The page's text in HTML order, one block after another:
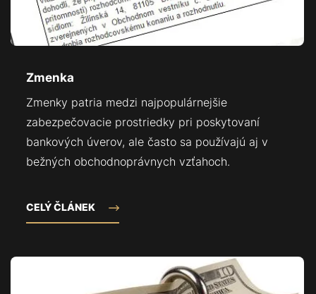
Zmenka
Zmenky patria medzi najpopulárnejšie
zabezpečovacie prostriedky pri poskytovaní
bankových úverov, ale často sa používajú aj v
bežných obchodnoprávnych vzťahoch.
CELÝ ČLÁNEK